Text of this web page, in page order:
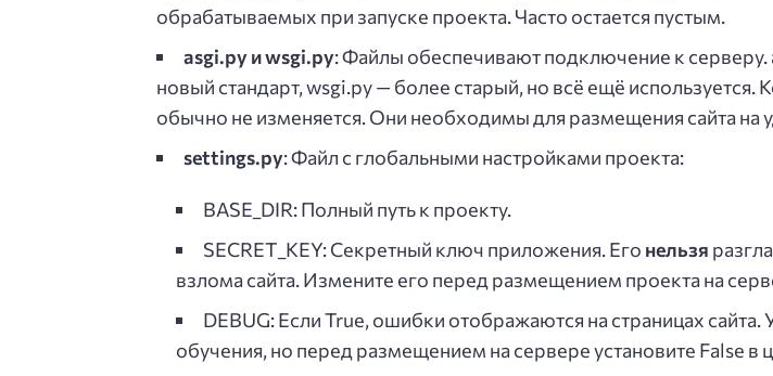
обрабатываемых при запуске проекта. Часто остается пустым.
asgi.py и wsgi.py: Файлы обеспечивают подключение к серверу.
новый стандарт, wsgi.py — более старый, но всё ещё используется.
обычно не изменяется. Они необходимы для размещения сайта на
settings.py: Файл с глобальными настройками проекта:
BASE_DIR: Полный путь к проекту.
SECRET_KEY: Секретный ключ приложения. Его нельзя
взлома сайта. Измените его перед размещением проекта на
DEBUG: Если True, ошибки отображаются на страницах сайта.
обучения, но перед размещением на сервере установите False в